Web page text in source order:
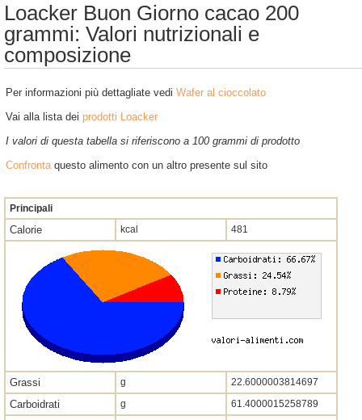
Loacker Buon Giorno cacao 200
grammi: Valori nutrizionali e
composizione
Per informazioni più dettagliate vedi Wafer al cioccolato
Vai alla lista dei prodotti Loacker
I valori di questa tabella si riferiscono a 100 grammi di prodotto
Confrontaquesto alimento con un altro presente sul sito
Principali
Calorie kcal 481
Grassi g 22.6000003814697
Carboidrati g 61.4000015258789